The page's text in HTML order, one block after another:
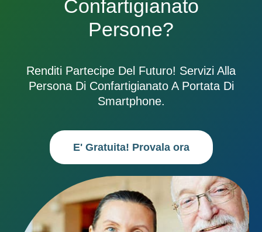
Confartigianato
Persone?
Renditi Partecipe Del Futuro! Servizi Alla
Persona Di Confartigianato A Portata Di
Smartphone.
E' Gratuita! Provala ora